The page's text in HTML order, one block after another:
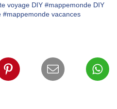
voyage DIY #mappemonde DIY
#mappemonde vacances